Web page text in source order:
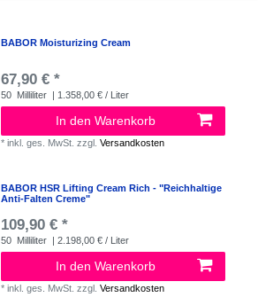
BABOR Moisturizing Cream
67,90 € *
50 Milliliter | 1.358,00 € / Liter
In den Warenkorb
*inkl. ges. MwSt. zzgl.Versandkosten
BABOR HSR Lifting Cream Rich - "Reichhaltige
Anti-Falten Creme"
109,90 € *
50 Milliliter | 2.198,00 € / Liter
In den Warenkorb
*inkl. ges. MwSt. zzgl.Versandkosten